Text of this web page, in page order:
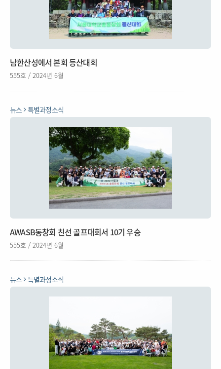
남한산성에서 본회 등산대회
555호 / 2024년 6월
뉴스 특별과정소식
AWASB동창회 친선 골프대회서 10기 우승
555호 / 2024년 6월
뉴스 특별과정소식